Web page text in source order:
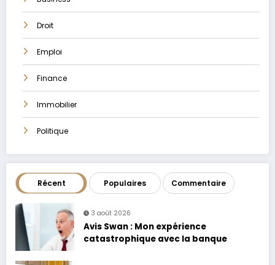
Droit
Emploi
Finance
Immobilier
Politique
Récent Populaires Commentaire
3 août 2026
Avis Swan : Mon expérience
catastrophique avec la banque